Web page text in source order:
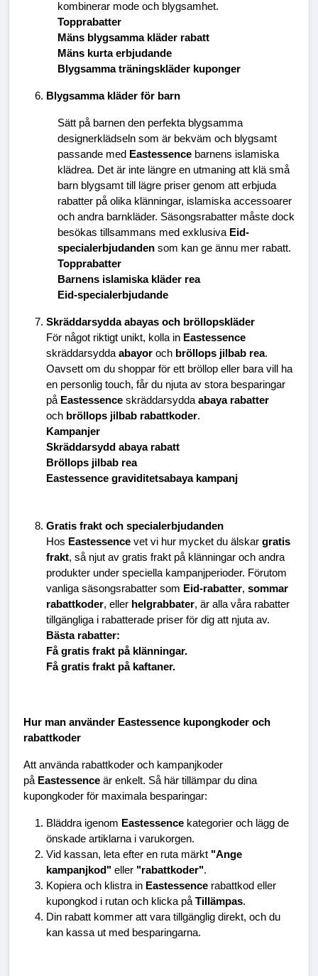
kombinerar mode och blygsamhet.
Topprabatter
Mäns blygsamma kläder rabatt
Mäns kurta erbjudande
Blygsamma träningskläder kuponger
Blygsamma kläder för barn
Sätt på barnen den perfekta blygsamma
designerklädseln som är bekväm och blygsamt
passande med Eastessence barnens islamiska
klädrea. Det är inte längre en utmaning att klä små
barn blygsamt till lägre priser genom att erbjuda
rabatter på olika klänningar, islamiska accessoarer
och andra barnkläder. Säsongsrabatter måste dock
besökas tillsammans med exklusiva Eid-
specialerbjudanden som kan ge ännu mer rabatt.
Topprabatter
Barnens islamiska kläder rea
Eid-specialerbjudande
Skräddarsydda abayas och bröllopskläder
För något riktigt unikt, kolla in Eastessence
skräddarsydda abayor och bröllops jilbab rea.
Oavsett om du shoppar för ett bröllop eller bara vill ha
en personlig touch, får du njuta av stora besparingar
på Eastessence skräddarsydda abaya rabatter
och bröllops jilbab rabattkoder.
Kampanjer
Skräddarsydd abaya rabatt
Bröllops jilbab rea
Eastessence graviditetsabaya kampanj
Gratis frakt och specialerbjudanden
Hos Eastessence vet vi hur mycket du älskar gratis
frakt, så njut av gratis frakt på klänningar och andra
produkter under speciella kampanjperioder. Förutom
vanliga säsongsrabatter som Eid-rabatter, sommar
rabattkoder, eller helgrabbater, är alla våra rabatter
tillgängliga i rabatterade priser för dig att njuta av.
Bästa rabatter:
Få gratis frakt på klänningar.
Få gratis frakt på kaftaner.
Hur man använder Eastessence kupongkoder och
rabattkoder
Att använda rabattkoder och kampanjkoder
på Eastessence är enkelt. Så här tillämpar du dina
kupongkoder för maximala besparingar:
Bläddra igenom Eastessence kategorier och lägg de
önskade artiklarna i varukorgen.
Vid kassan, leta efter en ruta märkt "Ange
kampanjkod" eller "rabattkoder".
Kopiera och klistra in Eastessence rabattkod eller
kupongkod i rutan och klicka på Tillämpas.
Din rabatt kommer att vara tillgänglig direkt, och du
kan kassa ut med besparingarna.